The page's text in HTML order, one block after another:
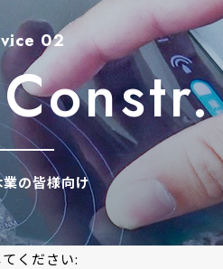
02
の皆様向け
ください: